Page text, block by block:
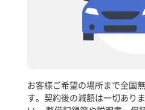
お客様ご希望の場所まで全国
す。契約後の減額は一切あり